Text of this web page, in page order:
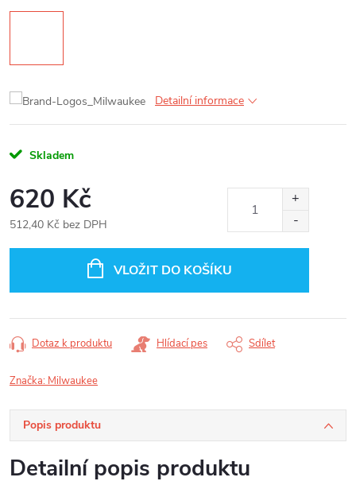
Detailní informace
Skladem
620 Kč
512,40 Kč bez DPH
VLOŽIT DO KOŠÍKU
Dotaz k produktu Hlídací pes Sdílet
Značka: Milwaukee
Popis produktu
Detailní popis produktu